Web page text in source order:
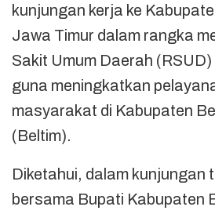
kunjungan kerja ke
Jawa Timur dalam rangka
Sakit Umum Daerah
guna meningkatkan
masyarakat di Kabupaten
(Beltim).
Diketahui, dalam kunjungan
bersama Bupati Kabupaten